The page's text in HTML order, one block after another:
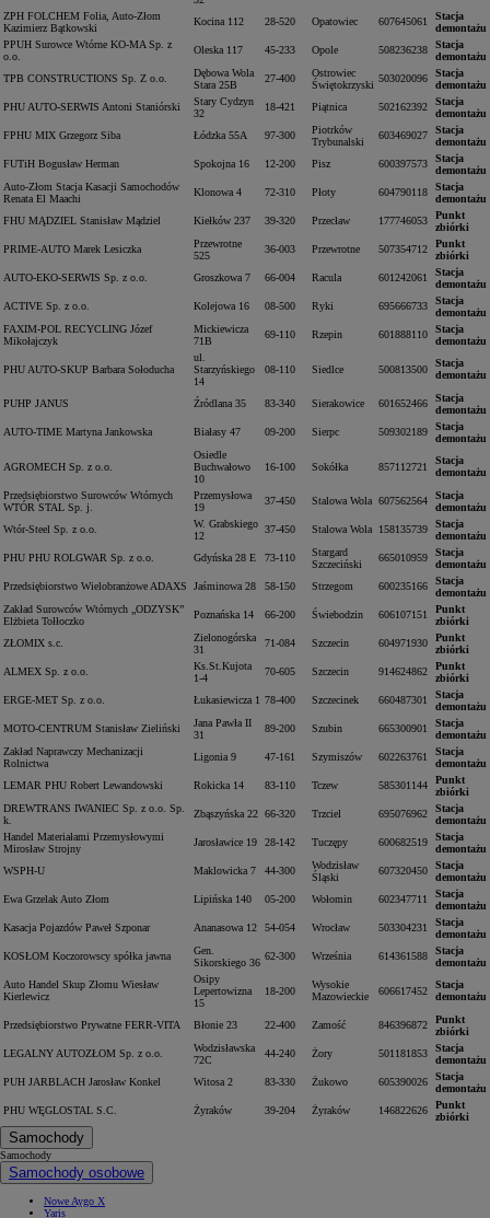
ZPH FOLCHEM Folia, Auto-Złom
Kazimierz Bątkowski
Kocina 112 28-520 Opatowiec 607645061
Stacja
demontażu
PPUH Surowce Wtórne KO-MA Sp. z
o.o.
Oleska 117 45-233 Opole 508236238
Stacja
demontażu
TPB CONSTRUCTIONS Sp. Z o.o.
Dębowa Wola
Stara 25B
27-400
Ostrowiec
Świętokrzyski
503020096
Stacja
demontażu
PHU AUTO-SERWIS Antoni Staniórski
Stary Cydzyn
32
18-421 Piątnica 502162392
Stacja
demontażu
FPHU MIX Grzegorz Siba
Łódzka 55A 97-300
Piotrków
Trybunalski
603469027
Stacja
demontażu
FUTiH Bogusław Herman
Spokojna 16 12-200 Pisz 600397573
Stacja
demontażu
Auto-Złom Stacja Kasacji Samochodów
Renata El Maachi
Klonowa 4 72-310 Płoty 604790118
Stacja
demontażu
FHU MĄDZIEL Stanisław Mądziel
Kiełków 237 39-320 Przecław 177746053
Punkt
zbiórki
PRIME-AUTO Marek Lesiczka
Przewrotne
525
36-003 Przewrotne 507354712
Punkt
zbiórki
AUTO-EKO-SERWIS Sp. z o.o.
Groszkowa 7 66-004 Racula 601242061
Stacja
demontażu
ACTIVE Sp. z o.o.
Kolejowa 16 08-500 Ryki 695666733
Stacja
demontażu
FAXIM-POL RECYCLING Józef
Mikołajczyk
Mickiewicza
71B
69-110 Rzepin 601888110
Stacja
demontażu
PHU AUTO-SKUP Barbara Sołoducha
ul.
Starzyńskiego
14
08-110 Siedlce 500813500
Stacja
demontażu
PUHP JANUS Źródlana 35 83-340 Sierakowice 601652466
Stacja
demontażu
AUTO-TIME Martyna Jankowska
Białasy 47 09-200 Sierpc 509302189
Stacja
demontażu
AGROMECH Sp. z o.o.
Osiedle
Buchwałowo
10
16-100 Sokółka 857112721
Stacja
demontażu
Przedsiębiorstwo Surowców Wtórnych
WTÓR STAL Sp. j.
Przemysłowa
19
37-450 Stalowa Wola 607562564
Stacja
demontażu
Wtór-Steel Sp. z o.o.
W. Grabskiego
12
37-450 Stalowa Wola 158135739
Stacja
demontażu
PHU PHU ROLGWAR Sp. z o.o.
Gdyńska 28 E 73-110
Stargard
Szczeciński
665010959
Stacja
demontażu
Przedsiębiorstwo Wielobranżowe ADAXS
Jaśminowa 28 58-150 Strzegom 600235166
Stacja
demontażu
Zakład Surowców Wtórnych „ODZYSK”
Elżbieta Tołłoczko
Poznańska 14 66-200 Świebodzin 606107151
Punkt
zbiórki
ZŁOMIX s.c.
Zielonogórska
31
71-084 Szczecin 604971930
Punkt
zbiórki
ALMEX Sp. z o.o.
Ks.St.Kujota
1-4
70-605 Szczecin 914624862
Punkt
zbiórki
ERGE-MET Sp. z o.o.
Łukasiewicza 1 78-400 Szczecinek 660487301
Stacja
demontażu
MOTO-CENTRUM Stanisław Zieliński
Jana Pawła II
31
89-200 Szubin 665300901
Stacja
demontażu
Zakład Naprawczy Mechanizacji
Rolnictwa
Ligonia 9 47-161 Szymiszów 602263761
Stacja
demontażu
LEMAR PHU Robert Lewandowski
Rokicka 14 83-110 Tczew 585301144
Punkt
zbiórki
DREWTRANS IWANIEC Sp. z o.o. Sp.
k.
Zbąszyńska 22 66-320 Trzciel 695076962
Stacja
demontażu
Handel Materiałami Przemysłowymi
Mirosław Strojny
Jarosławice 19 28-142 Tuczępy 600682519
Stacja
demontażu
WSPH-U
Maklowicka 7 44-300
Wodzisław
Śląski
607320450
Stacja
demontażu
Ewa Grzelak Auto Złom
Lipińska 140 05-200 Wołomin 602347711
Stacja
demontażu
Kasacja Pojazdów Paweł Szponar
Ananasowa 12 54-054 Wrocław 503304231
Stacja
demontażu
KOSŁOM Koczorowscy spółka jawna
Gen.
Sikorskiego 36
62-300 Września 614361588
Stacja
demontażu
Auto Handel Skup Złomu Wiesław
Kierlewicz
Osipy
Lepertowizna
15
18-200
Wysokie
Mazowieckie
606617452
Stacja
demontażu
Przedsiębiorstwo Prywatne FERR-VITA Błonie 23 22-400 Zamość 846396872
Punkt
zbiórki
LEGALNY AUTOZŁOM Sp. z o.o.
Wodzisławska
72C
44-240 Żory 501181853
Stacja
demontażu
PUH JARBLACH Jarosław Konkel
Witosa 2 83-330 Żukowo 605390026
Stacja
demontażu
PHU WĘGLOSTAL S.C.
Żyraków 39-204 Żyraków 146822626
Punkt
zbiórki
Samochody
Samochody
Samochody osobowe
Nowe Aygo X
Yaris